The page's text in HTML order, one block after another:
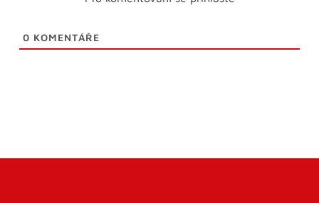
0 KOMENTÁŘE